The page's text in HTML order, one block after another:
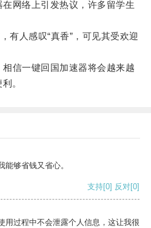
网络上引发热议，许多留学生
人感叹“真香”，可见其受欢迎
信一键回国加速器将会越来越
。
够省钱又省心。
支持[0] 反对[0]
用过程中不会泄露个人信息，这让我很